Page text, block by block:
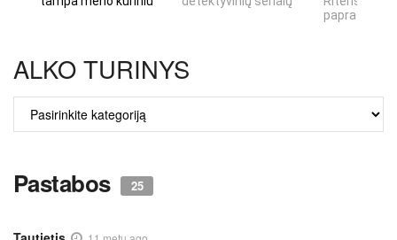
ALKO TURINYS
ALKO
TURINYS
Pastabos 25